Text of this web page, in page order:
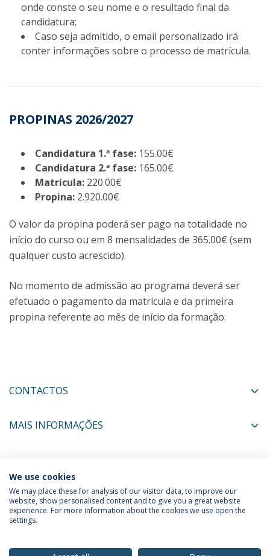
onde conste o seu nome e o resultado final da
candidatura;
Caso seja admitido, o email personalizado irá
conter informações sobre o processo de matrícula.
PROPINAS 2026/2027
Candidatura 1.ª fase: 155.00€
Candidatura 2.ª fase: 165.00€
Matrícula: 220.00€
Propina: 2.920.00€
O valor da propina poderá ser pago na totalidade no
início do curso ou em 8 mensalidades de 365.00€ (sem
qualquer custo acrescido).
No momento de admissão ao programa deverá ser
efetuado o pagamento da matrícula e da primeira
propina referente ao mês de início da formação.
CONTACTOS
MAIS INFORMAÇÕES
COORDENADORES
Política de Privacidade
Termos & Condições
We use cookies
We may place these for analysis of our visitor data, to improve our
website, show personalised content and to give you a great website
experience. For more information about the cookies we use open the
settings.